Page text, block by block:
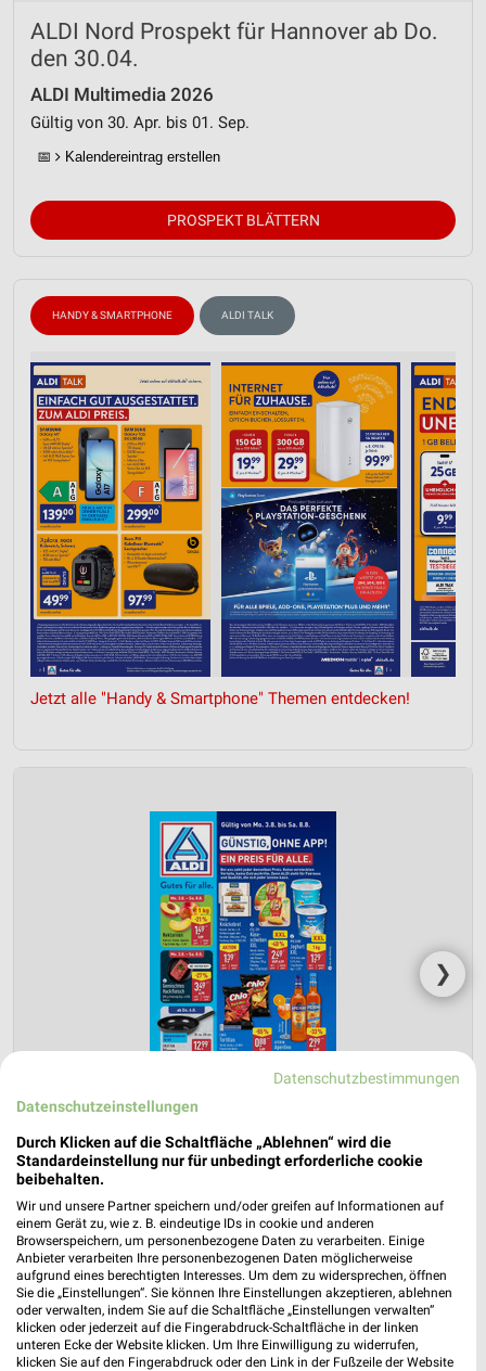
ALDI Nord Prospekt für Hannover ab Do.
den 30.04.
ALDI Multimedia 2026
Gültig von 30. Apr. bis 01. Sep.
📅 Kalendereintrag erstellen
PROSPEKT BLÄTTERN
HANDY & SMARTPHONE ALDI TALK
Jetzt alle "Handy & Smartphone" Themen entdecken!
❯
ALDI Nord Prospekt für Hannover ab Mo.
den 03.08.
Gültig von 03. Aug. bis 08. Aug.
📅 Kalendereintrag erstellen
Datenschutzbestimmungen
Datenschutzeinstellungen
Durch Klicken auf die Schaltfläche „Ablehnen“ wird die
Standardeinstellung nur für unbedingt erforderliche cookie
beibehalten.
Wir und unsere Partner speichern und/oder greifen auf Informationen auf
einem Gerät zu, wie z. B. eindeutige IDs in cookie und anderen
Browserspeichern, um personenbezogene Daten zu verarbeiten. Einige
Anbieter verarbeiten Ihre personenbezogenen Daten möglicherweise
aufgrund eines berechtigten Interesses. Um dem zu widersprechen, öffnen
Sie die „Einstellungen“. Sie können Ihre Einstellungen akzeptieren, ablehnen
oder verwalten, indem Sie auf die Schaltfläche „Einstellungen verwalten“
klicken oder jederzeit auf die Fingerabdruck-Schaltfläche in der linken
unteren Ecke der Website klicken. Um Ihre Einwilligung zu widerrufen,
klicken Sie auf den Fingerabdruck oder den Link in der Fußzeile der Website